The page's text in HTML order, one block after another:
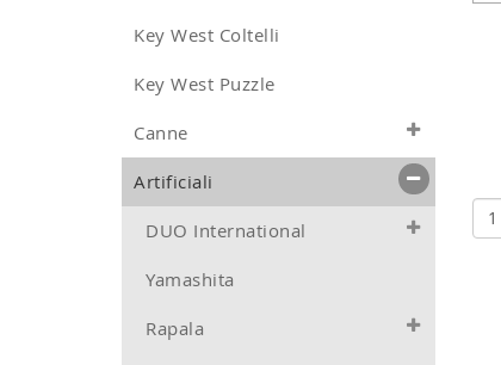
Key West Coltelli
Key West Puzzle
Canne
Artificiali
DUO International
Yamashita
Rapala